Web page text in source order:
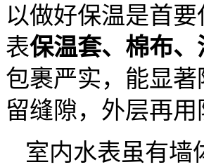
以做好保温是首
表保温套、棉布、
包裹严实，能显
留缝隙，外层再
室内水表虽有墙